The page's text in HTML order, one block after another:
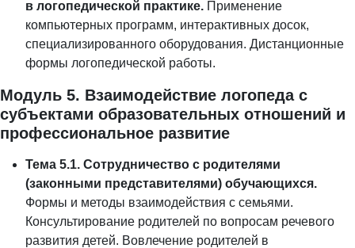
в логопедической практике. Применение
компьютерных программ, интерактивных досок,
специализированного оборудования. Дистанционные
формы логопедической работы.
Модуль 5. Взаимодействие логопеда с
субъектами образовательных отношений и
профессиональное развитие
Тема 5.1. Сотрудничество с родителями
(законными представителями) обучающихся.
Формы и методы взаимодействия с семьями.
Консультирование родителей по вопросам речевого
развития детей. Вовлечение родителей в